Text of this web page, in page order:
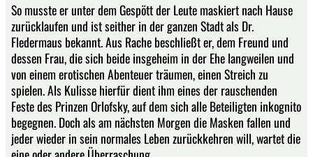
So musste er unter dem Gespött der Leute maskiert nach Hause
zurücklaufen und ist seither in der ganzen Stadt als Dr.
Fledermaus bekannt. Aus Rache beschließt er, dem Freund und
dessen Frau, die sich beide insgeheim in der Ehe langweilen und
von einem erotischen Abenteuer träumen, einen Streich zu
spielen. Als Kulisse hierfür dient ihm eines der rauschenden
Feste des Prinzen Orlofsky, auf dem sich alle Beteiligten inkognito
begegnen. Doch als am nächsten Morgen die Masken fallen und
jeder wieder in sein normales Leben zurückkehren will, wartet die